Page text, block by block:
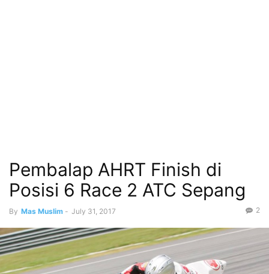
Pembalap AHRT Finish di
Posisi 6 Race 2 ATC Sepang
By Mas Muslim - July 31, 2017 2